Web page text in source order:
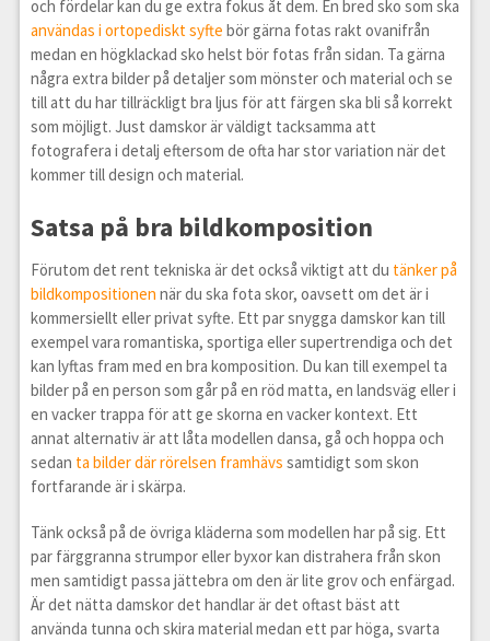
och fördelar kan du ge extra fokus åt dem. En bred sko som ska
användas i ortopediskt syfte bör gärna fotas rakt ovanifrån
medan en högklackad sko helst bör fotas från sidan. Ta gärna
några extra bilder på detaljer som mönster och material och se
till att du har tillräckligt bra ljus för att färgen ska bli så korrekt
som möjligt. Just damskor är väldigt tacksamma att
fotografera i detalj eftersom de ofta har stor variation när det
kommer till design och material.
Satsa på bra bildkomposition
Förutom det rent tekniska är det också viktigt att du tänker på
bildkompositionen när du ska fota skor, oavsett om det är i
kommersiellt eller privat syfte. Ett par snygga damskor kan till
exempel vara romantiska, sportiga eller supertrendiga och det
kan lyftas fram med en bra komposition. Du kan till exempel ta
bilder på en person som går på en röd matta, en landsväg eller i
en vacker trappa för att ge skorna en vacker kontext. Ett
annat alternativ är att låta modellen dansa, gå och hoppa och
sedan ta bilder där rörelsen framhävs samtidigt som skon
fortfarande är i skärpa.
Tänk också på de övriga kläderna som modellen har på sig. Ett
par färggranna strumpor eller byxor kan distrahera från skon
men samtidigt passa jättebra om den är lite grov och enfärgad.
Är det nätta damskor det handlar är det oftast bäst att
använda tunna och skira material medan ett par höga, svarta